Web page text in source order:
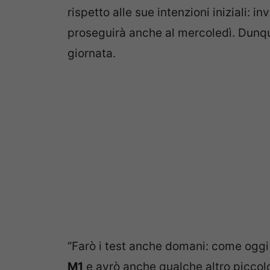
rispetto alle sue intenzioni iniziali:
proseguirà anche al mercoledì.
giornata.
“Farò i test anche domani: come
M1 e avrò anche qualche altro